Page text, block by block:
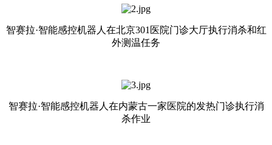
智赛拉·智能感控机器人在北京301医院门诊大厅执行消杀和红
外测温任务
智赛拉·智能感控机器人在内蒙古一家医院的发热门诊执行消
杀作业